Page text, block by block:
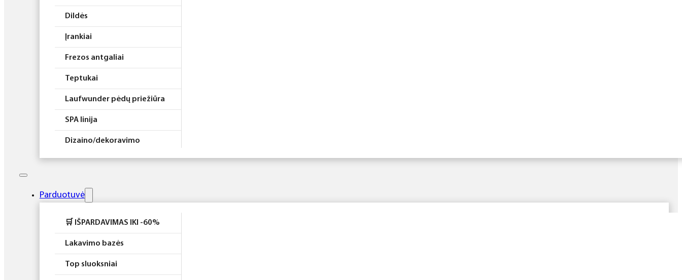
Dildės
Įrankiai
Frezos antgaliai
Teptukai
Laufwunder pėdų priežiūra
SPA linija
Dizaino/dekoravimo
Higiena
Rinkiniai
Parduotuvė
🛒 IŠPARDAVIMAS IKI -60%
Lakavimo bazės
Top sluoksniai